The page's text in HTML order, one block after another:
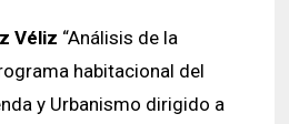
Véliz “Análisis de la
habitacional del
y Urbanismo dirigido a